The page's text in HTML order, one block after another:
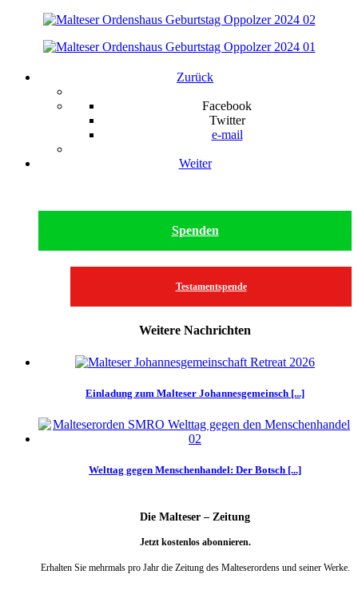
Zurück
Facebook
Twitter
e-mail
Weiter
Spenden
Testamentspende
Weitere Nachrichten
Einladung zum Malteser Johannesgemeinsch [...]
Welttag gegen Menschenhandel: Der Botsch [...]
Die Malteser – Zeitung
Jetzt kostenlos abonnieren.
Erhalten Sie mehrmals pro Jahr die Zeitung des Malteserordens und seiner Werke.